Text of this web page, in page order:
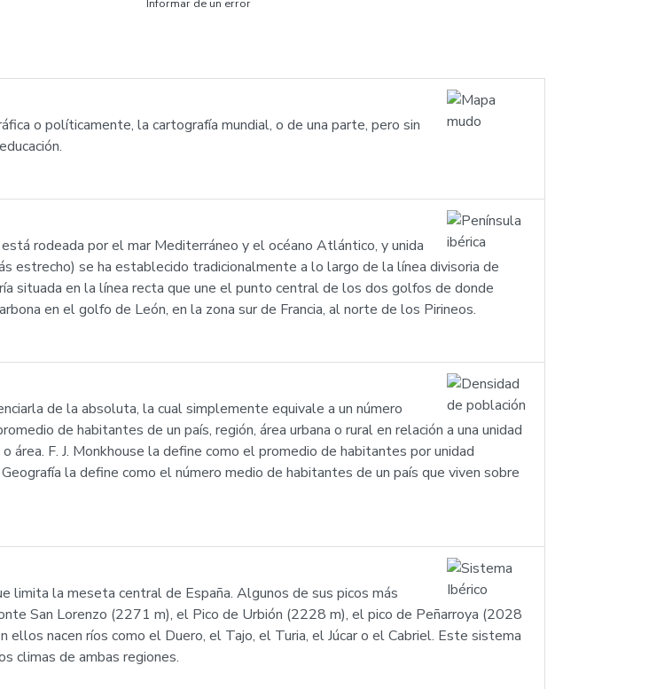
Informar de un error
o políticamente, la cartografía mundial, o de una parte, pero sin
rodeada por el mar Mediterráneo y el océano Atlántico, y unida
se ha establecido tradicionalmente a lo largo de la línea divisoria de
situada en la línea recta que une el punto central de los dos golfos de donde
en el golfo de León, en la zona sur de Francia, al norte de los Pirineos.
de la absoluta, la cual simplemente equivale a un número
de habitantes de un país, región, área urbana o rural en relación a una unidad
F. J. Monkhouse la define como el promedio de habitantes por unidad
la define como el número medio de habitantes de un país que viven sobre
limita la meseta central de España. Algunos de sus picos más
San Lorenzo (2271 m), el Pico de Urbión (2228 m), el pico de Peñarroya (2028
nacen ríos como el Duero, el Tajo, el Turia, el Júcar o el Cabriel. Este sistema
climas de ambas regiones.